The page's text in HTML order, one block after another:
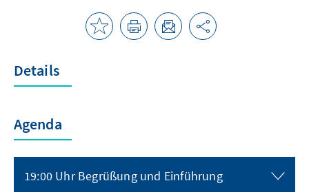
Details
Agenda
19:00 Uhr Begrüßung und Einführung